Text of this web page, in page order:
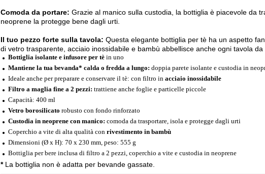
Comoda da portare: Grazie al manico sulla custodia, la bottiglia è piacevole da
neoprene la protegge bene dagli urti.
Il tuo pezzo forte sulla tavola: Questa elegante bottiglia per tè ha un aspetto
di vetro trasparente, acciaio inossidabile e bambù abbellisce anche ogni tavola da
Bottiglia isolante e infusore per tè in uno
Mantiene la tua bevanda* calda o fredda a lungo: doppia parete isolante e custodia in
Ideale anche per preparare e conservare il tè: con filtro in acciaio inossidabile
Filtro a maglia fine a 2 pezzi: trattiene anche foglie e particelle piccole
Capacità: 400 ml
Vetro borosilicato robusto con fondo rinforzato
Custodia in neoprene con manico: comoda da trasportare, isola e protegge dagli urti
Coperchio a vite di alta qualità con rivestimento in bambù
Dimensioni (Ø x H): 70 x 230 mm, peso: 555 g
Bottiglia per bere inclusa di filtro a 2 pezzi, coperchio a vite e custodia in neoprene
*La bottiglia non è adatta per bevande gassate.